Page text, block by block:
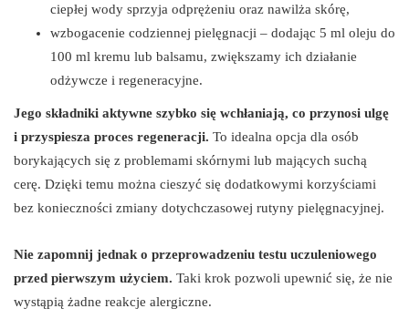
ciepłej wody sprzyja odprężeniu oraz nawilża skórę,
wzbogacenie codziennej pielęgnacji – dodając 5 ml oleju do
100 ml kremu lub balsamu, zwiększamy ich działanie
odżywcze i regeneracyjne.
Jego składniki aktywne szybko się wchłaniają, co przynosi ulgę
i przyspiesza proces regeneracji. To idealna opcja dla osób
borykających się z problemami skórnymi lub mających suchą
cerę. Dzięki temu można cieszyć się dodatkowymi korzyściami
bez konieczności zmiany dotychczasowej rutyny pielęgnacyjnej.
Nie zapomnij jednak o przeprowadzeniu testu uczuleniowego
przed pierwszym użyciem. Taki krok pozwoli upewnić się, że nie
wystąpią żadne reakcje alergiczne.